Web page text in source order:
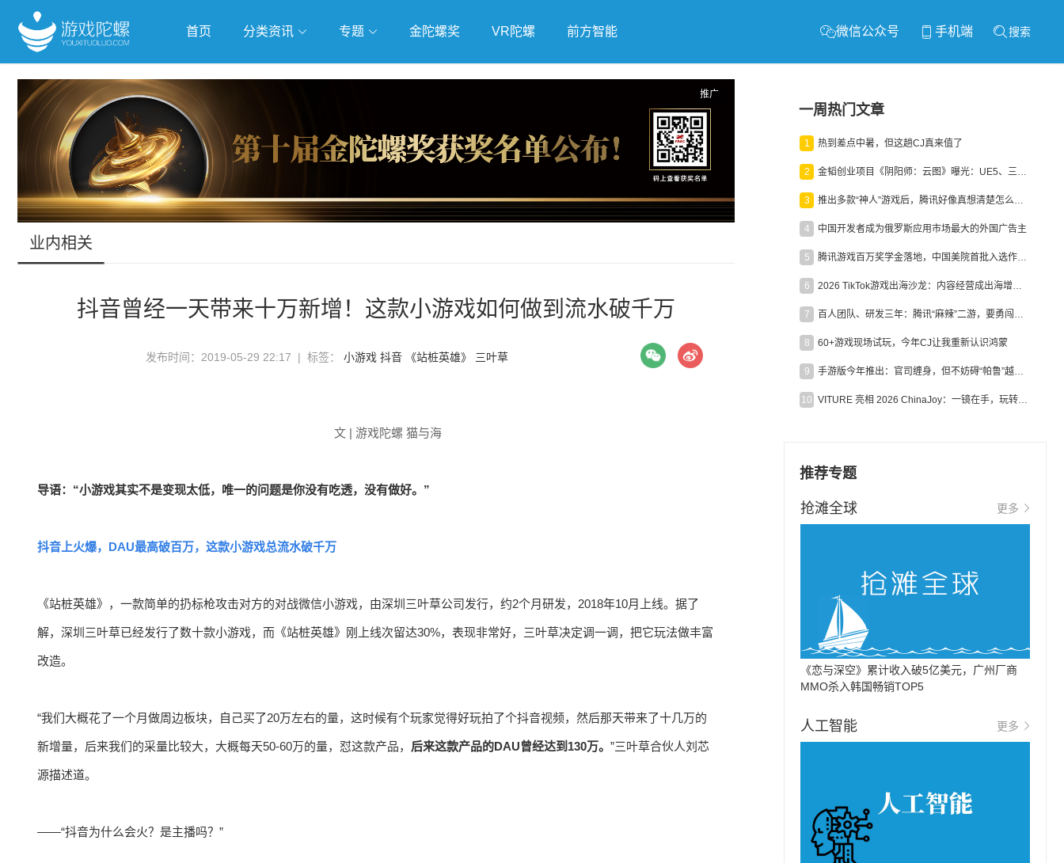
首页 分类资讯 专题
抢滩全球 人工智能 武侠游戏 独立游戏 云游戏
跨界Talk
金陀螺奖 VR陀螺 前方智能 微信公众号 手机端 搜索
推广
业内相关
抖音曾经一天带来十万新增！这款小游戏如何做到流水破千万
发布时间：2019-05-29 22:17 | 标签： 小游戏 抖音 《站桩英雄》 三叶草
文 | 游戏陀螺 猫与海
导语：“小游戏其实不是变现太低，唯一的问题是你没有吃透，没有做好。”
抖音上火爆，DAU最高破百万，这款小游戏总流水破千万
《站桩英雄》，一款简单的扔标枪攻击对方的对战微信小游戏，由深圳三叶草公司发行，约2个月研发，2018年10月上线。据了
解，深圳三叶草已经发行了数十款小游戏，而《站桩英雄》刚上线次留达30%，表现非常好，三叶草决定调一调，把它玩法做丰富
改造。
“我们大概花了一个月做周边板块，自己买了20万左右的量，这时候有个玩家觉得好玩拍了个抖音视频，然后那天带来了十几万的
新增量，后来我们的采量比较大，大概每天50-60万的量，怼这款产品， 后来这款产品的DAU曾经达到130万。 ”三叶草合伙人刘芯
源描述道。
——“抖音为什么会火？是主播吗？”
一周热门文章
1 热到差点中暑，但这趟CJ真来值了
2 金韬创业项目《阴阳师：云图》曝光：UE5、三端互通、ARPG
3 推出多款“神人”游戏后，腾讯好像真想清楚怎么做二次元了
4 中国开发者成为俄罗斯应用市场最大的外国广告主
5 腾讯游戏百万奖学金落地，中国美院首批入选作品获业内关注
6 2026 TikTok游戏出海沙龙：内容经营成出海增长新引擎
7 百人团队、研发三年：腾讯“麻辣”二游，要勇闯男性恋爱市场
8 60+游戏现场试玩，今年CJ让我重新认识鸿蒙
9 手游版今年推出：官司缠身，但不妨碍“帕鲁”越来越火
10 VITURE 亮相 2026 ChinaJoy：一镜在手，玩转全场！
推荐专题
抢滩全球 更多
《恋与深空》累计收入破5亿美元，广州厂商
MMO杀入韩国畅销TOP5
人工智能 更多